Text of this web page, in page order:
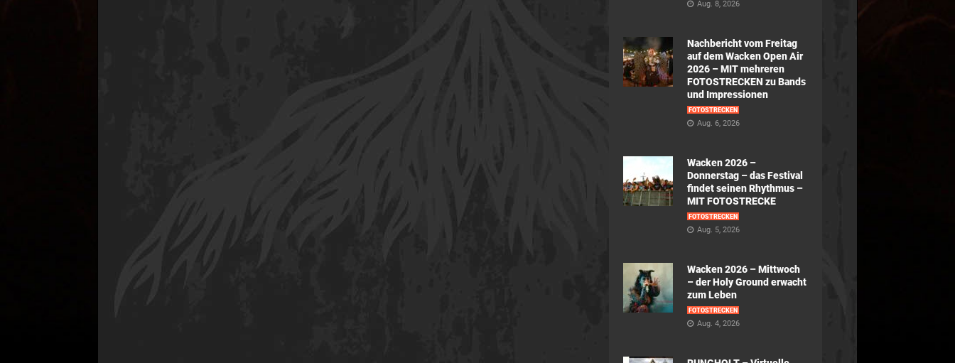
Aug. 8, 2026
Nachbericht vom Freitag
auf dem Wacken Open Air
2026 – MIT mehreren
FOTOSTRECKEN zu Bands
und Impressionen
FOTOSTRECKEN
Aug. 6, 2026
Wacken 2026 –
Donnerstag – das Festival
findet seinen Rhythmus –
MIT FOTOSTRECKE
FOTOSTRECKEN
Aug. 5, 2026
Wacken 2026 – Mittwoch
– der Holy Ground erwacht
zum Leben
FOTOSTRECKEN
Aug. 4, 2026